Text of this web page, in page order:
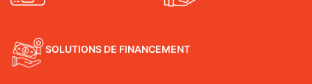
SOLUTIONS DE FINANCEMENT